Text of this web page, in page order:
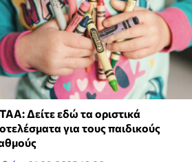
Δείτε εδώ τα οριστικά
για τους παιδικούς